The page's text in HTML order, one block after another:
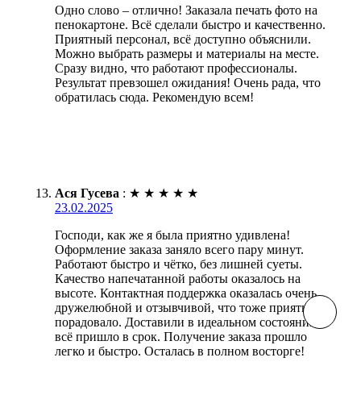
Одно слово – отлично! Заказала печать фото на
пенокартоне. Всё сделали быстро и качественно.
Приятный персонал, всё доступно объяснили.
Можно выбрать размеры и материалы на месте.
Сразу видно, что работают профессионалы.
Результат превзошел ожидания! Очень рада, что
обратилась сюда. Рекомендую всем!
Ася Гусева : ★ ★ ★ ★ ★
23.02.2025
Господи, как же я была приятно удивлена!
Оформление заказа заняло всего пару минут.
Работают быстро и чётко, без лишней суеты.
Качество напечатанной работы оказалось на
высоте. Контактная поддержка оказалась очень
дружелюбной и отзывчивой, что тоже приятно
порадовало. Доставили в идеальном состоянии,
всё пришло в срок. Получение заказа прошло
легко и быстро. Осталась в полном восторге!